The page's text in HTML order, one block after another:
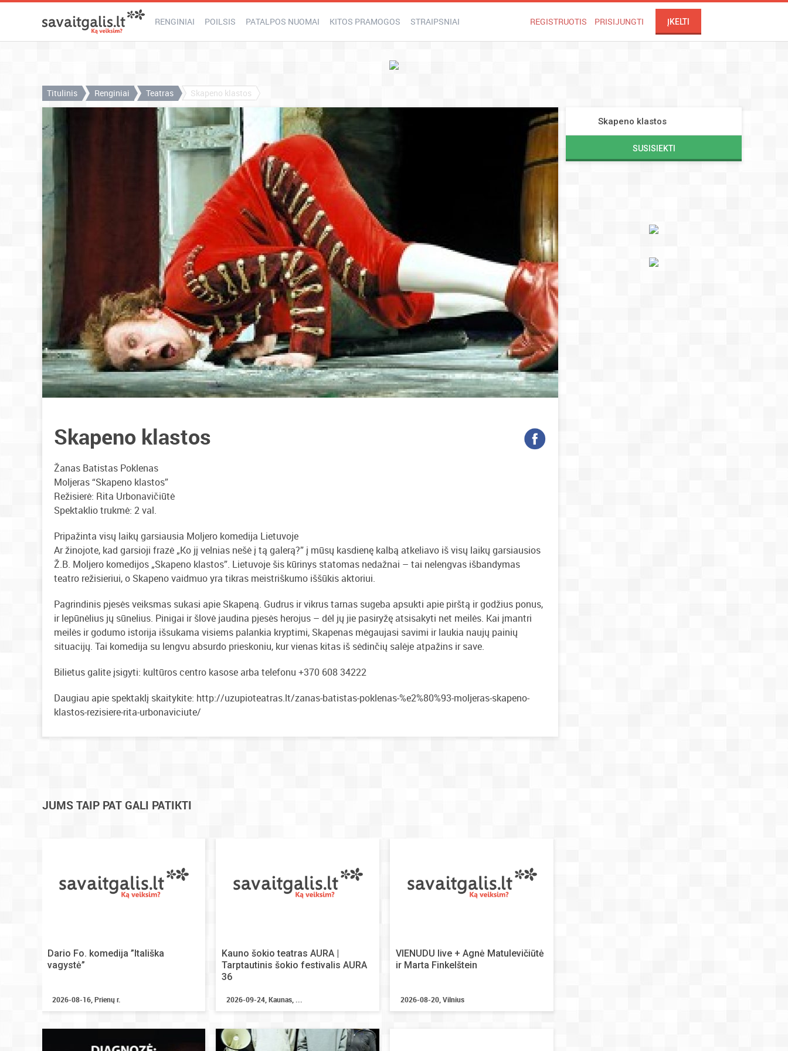
RENGINIAI POILSIS PATALPOS NUOMAI KITOS PRAMOGOS STRAIPSNIAI REGISTRUOTIS PRISIJUNGTI ĮKELTI
Titulinis Renginiai Teatras Skapeno klastos
Skapeno klastos
Žanas Batistas Poklenas
Moljeras “Skapeno klastos”
Režisierė: Rita Urbonavičiūtė
Spektaklio trukmė: 2 val.
Pripažinta visų laikų garsiausia Moljero komedija Lietuvoje
Ar žinojote, kad garsioji frazė „Ko jį velnias nešė į tą galerą?” į mūsų kasdienę kalbą atkeliavo iš visų laikų garsiausios
Ž.B. Moljero komedijos „Skapeno klastos”. Lietuvoje šis kūrinys statomas nedažnai – tai nelengvas išbandymas
teatro režisieriui, o Skapeno vaidmuo yra tikras meistriškumo iššūkis aktoriui.
Pagrindinis pjesės veiksmas sukasi apie Skapeną. Gudrus ir vikrus tarnas sugeba apsukti apie pirštą ir godžius ponus,
ir lepūnėlius jų sūnelius. Pinigai ir šlovė jaudina pjesės herojus – dėl jų jie pasiryžę atsisakyti net meilės. Kai įmantri
meilės ir godumo istorija išsukama visiems palankia kryptimi, Skapenas mėgaujasi savimi ir laukia naujų painių
situacijų. Tai komedija su lengvu absurdo prieskoniu, kur vienas kitas iš sėdinčių salėje atpažins ir save.
Bilietus galite įsigyti: kultūros centro kasose arba telefonu +370 608 34222
Daugiau apie spektaklį skaitykite: http://uzupioteatras.lt/zanas-batistas-poklenas-%e2%80%93-moljeras-skapeno-
klastos-rezisiere-rita-urbonaviciute/
JUMS TAIP PAT GALI PATIKTI
Dario Fo. komedija ”Itališka
vagystė”
2026-08-16, Prienų r.
Kauno šokio teatras AURA |
Tarptautinis šokio festivalis AURA
36
2026-09-24, Kaunas, ...
VIENUDU live + Agnė Matulevičiūtė
ir Marta Finkelštein
2026-08-20, Vilnius
Skapeno klastos
SUSISIEKTI